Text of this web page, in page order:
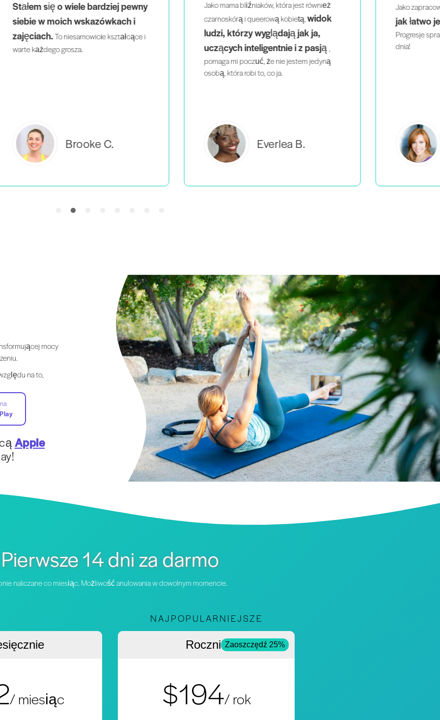
Jako mama bliźniaków, która jest również
czarnoskórą i queerową kobietą,
ludzi, którzy wyglądają jak ja,
uczących inteligentnie i z pasją
Everlea B.
Jako zapracowana mamauwielbiam to,
jak łatwo jest ćwiczyćwdomu
Progresje sprawiają, że wracam każdego
dnia!
Estelle S.
mocy
na to,
Apple
Pierwsze 14 dni za darmo
naliczane co miesiąc. Możliwość anulowania w dowolnym momencie.
/ miesiąc
NAJPOPULARNIEJSZE
RocznieZaoszczędź 25%
$194/ rok